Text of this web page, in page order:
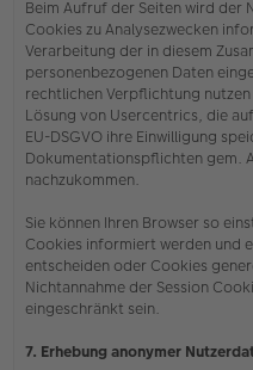
Beim Aufruf der Seiten wird der
Cookies zu Analysezwecken
Verarbeitung der in diesem
personenbezogenen Daten
rechtlichen Verpflichtung
Lösung von Usercentrics, die
EU-DSGVO ihre Einwilligung
Dokumentationspflichten gem.
nachzukommen.
Sie können Ihren Browser so
Cookies informiert werden und
entscheiden oder Cookies
Nichtannahme der Session
eingeschränkt sein.
7. Erhebung anonymer